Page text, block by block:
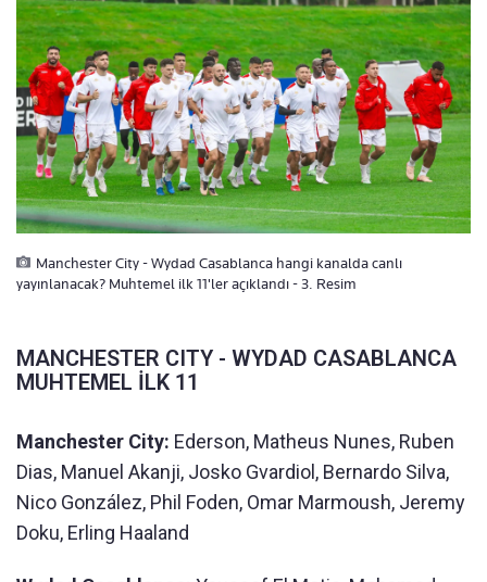
Manchester City - Wydad Casablanca hangi kanalda canlı
yayınlanacak? Muhtemel ilk 11'ler açıklandı - 3. Resim
MANCHESTER CITY - WYDAD CASABLANCA
MUHTEMEL İLK 11
Manchester City: Ederson, Matheus Nunes, Ruben
Dias, Manuel Akanji, Josko Gvardiol, Bernardo Silva,
Nico González, Phil Foden, Omar Marmoush, Jeremy
Doku, Erling Haaland